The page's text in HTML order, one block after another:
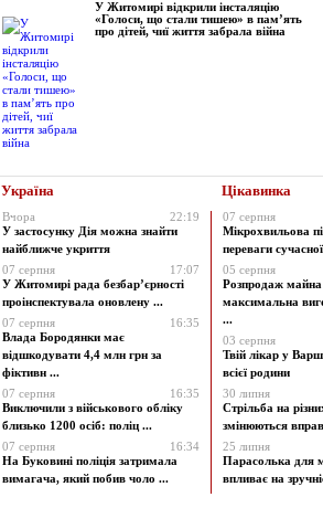
У Житомирі відкрили інсталяцію
«Голоси, що стали тишею» в пам’ять
про дітей, чиї життя забрала війна
Україна Цікавинка
Вчора
22:19
У застосунку Дія можна знайти
найближче укриття
07 серпня
17:07
У Житомирі рада безбар’єрності
проінспектувала оновлену ...
07 серпня
16:35
Влада Бородянки має
відшкодувати 4,4 млн грн за
фіктивн ...
07 серпня
16:35
Виключили з військового обліку
близько 1200 осіб: поліц ...
07 серпня
16:34
На Буковині поліція затримала
вимагача, який побив чоло ...
07 серпня
Мікрохвильова
переваги
05 серпня
Розпродаж майна
максимальна
...
03 серпня
Твій лікар у
всієї родини
30 липня
Стрільба на
змінюються
25 липня
Парасолька для
впливає на